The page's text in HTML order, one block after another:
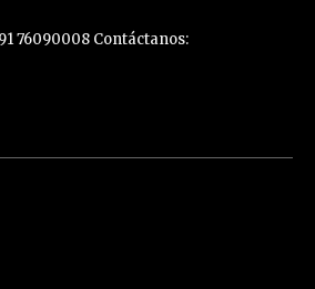
76090008 Contáctanos: